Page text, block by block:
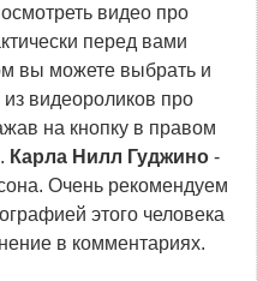
видео про
перед вами
вы можете выбрать и
видеороликов про
на кнопку в правом
Карла Нилл Гуджино -
Очень рекомендуем
этого человека
в комментариях.